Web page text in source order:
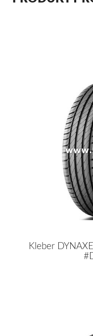
Kleber